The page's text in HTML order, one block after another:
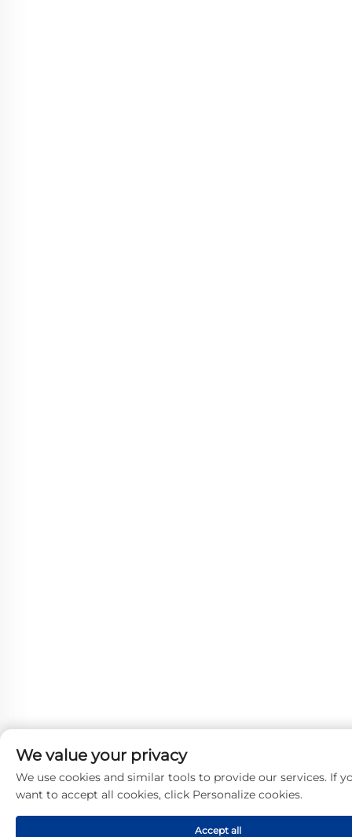
We value your privacy
We use cookies and similar tools to provide our services. If
want to accept all cookies, click Personalize cookies.
Accept all